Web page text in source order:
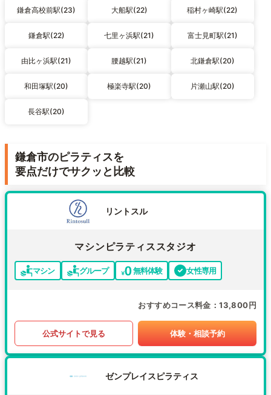
鎌倉高校前駅(23) 大船駅(22) 稲村ヶ崎駅(22)
鎌倉駅(22) 七里ヶ浜駅(21) 富士見町駅(21)
由比ヶ浜駅(21) 腰越駅(21) 北鎌倉駅(20)
和田塚駅(20) 極楽寺駅(20) 片瀬山駅(20)
長谷駅(20)
鎌倉市のピラティスを
要点だけでサクッと比較
リントスル
マシンピラティススタジオ
マシン グループ 無料体験 女性専用
おすすめコース料金 13,800円
公式サイトで見る 体験・相談予約
ゼンプレイスピラティス